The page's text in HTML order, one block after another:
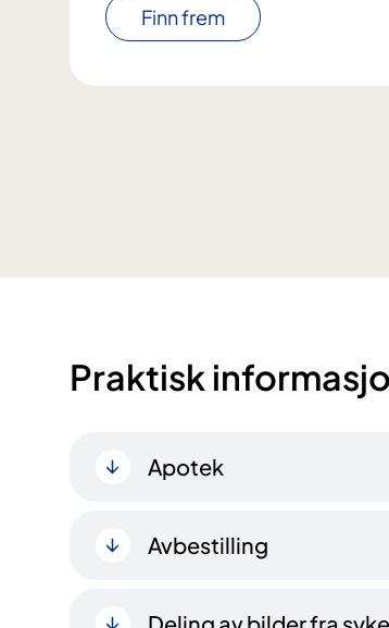
Finn frem
Praktisk
Apotek
Avbestilling